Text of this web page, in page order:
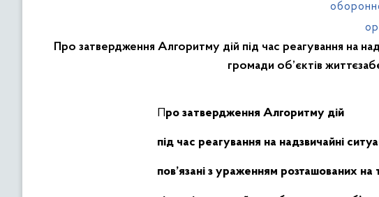
Про затвердження Алгоритму дій під час реагування на
громади об’єктів
Про затвердження Алгоритму дій
під час реагування на надзвичайні
пов’язані з ураженням розташованих на